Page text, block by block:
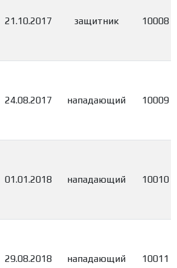
21.10.2017 защитник 10008
24.08.2017 нападающий 10009
01.01.2018 нападающий 10010
29.08.2018 нападающий 10011